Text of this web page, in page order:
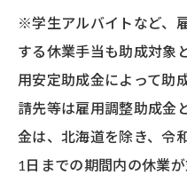
※学生アルバイトなど、
する休業手当も助成対象
用安定助成金によって助
請先等は雇用調整助成金
金は、北海道を除き、令
1日までの期間内の休業が